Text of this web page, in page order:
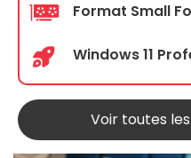
Format Small
Windows 11
Voir toutes